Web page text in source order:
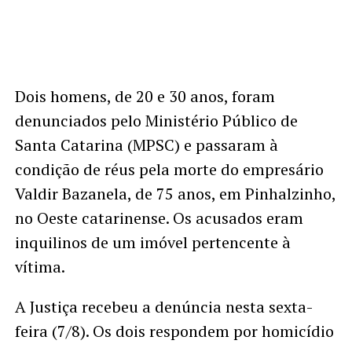
Dois homens, de 20 e 30 anos, foram
denunciados pelo Ministério Público de
Santa Catarina (MPSC) e passaram à
condição de réus pela morte do empresário
Valdir Bazanela, de 75 anos, em Pinhalzinho,
no Oeste catarinense. Os acusados eram
inquilinos de um imóvel pertencente à
vítima.
A Justiça recebeu a denúncia nesta sexta-
feira (7/8). Os dois respondem por homicídio